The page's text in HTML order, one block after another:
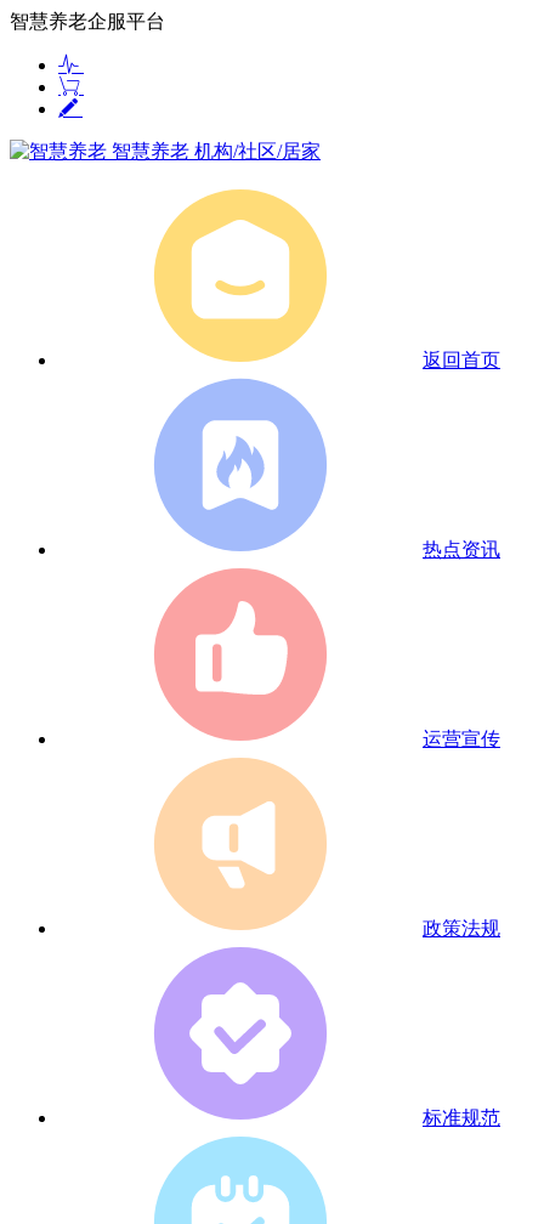
智慧养老企服平台
智慧养老 机构/社区/居家
返回首页
热点资讯
运营宣传
政策法规
标准规范